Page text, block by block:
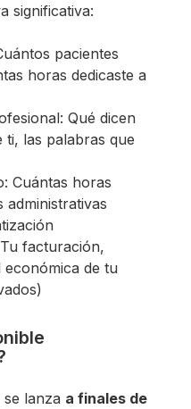
significativa:
pacientes
horas dedicaste a
Qué dicen
ti, las palabras que
Cuántas horas
administrativas
facturación,
de tu
lanza a finales de